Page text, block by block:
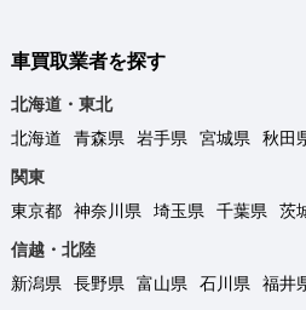
車買取業者を探す
北海道・東北
北海道
青森県 岩手県 宮城県 秋田
関東
東京都
神奈川県 埼玉県 千葉県 茨
信越・北陸
新潟県
長野県 富山県 石川県
福井